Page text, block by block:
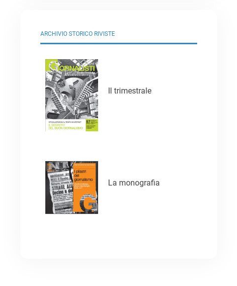
ARCHIVIO STORICO RIVISTE
Il trimestrale
La monografia